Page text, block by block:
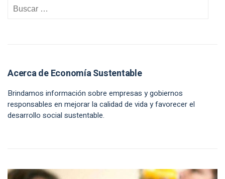
Acerca de Economía Sustentable
Brindamos información sobre empresas y gobiernos
responsables en mejorar la calidad de vida y favorecer el
desarrollo social sustentable.